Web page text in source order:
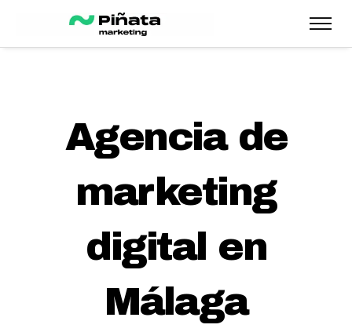
Agencia de
marketing
digital en
Málaga